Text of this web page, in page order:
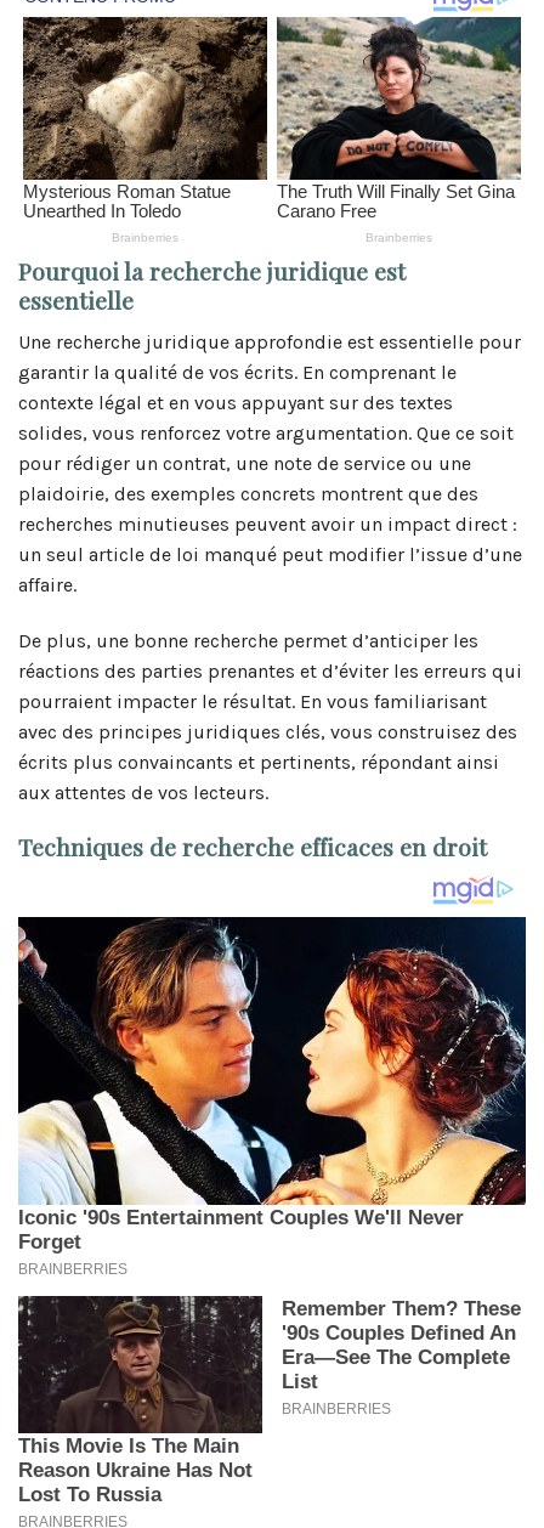
Pourquoi la recherche juridique est
essentielle
Une recherche juridique approfondie est essentielle pour
garantir la qualité de vos écrits. En comprenant le
contexte légal et en vous appuyant sur des textes
solides, vous renforcez votre argumentation. Que ce soit
pour rédiger un contrat, une note de service ou une
plaidoirie, des exemples concrets montrent que des
recherches minutieuses peuvent avoir un impact direct :
un seul article de loi manqué peut modifier l’issue d’une
affaire.
De plus, une bonne recherche permet d’anticiper les
réactions des parties prenantes et d’éviter les erreurs qui
pourraient impacter le résultat. En vous familiarisant
avec des principes juridiques clés, vous construisez des
écrits plus convaincants et pertinents, répondant ainsi
aux attentes de vos lecteurs.
Techniques de recherche efficaces en droit